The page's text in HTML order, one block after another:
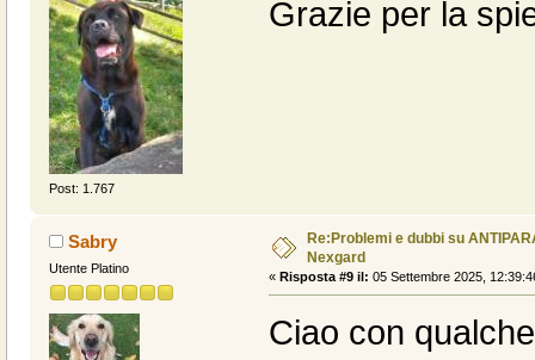
Post: 1.767
Grazie per la
Sabry
Utente Platino
Re:Problemi e dubbi su
Nexgard
« Risposta #9 il: 05 Settembre 2025,
Ciao con